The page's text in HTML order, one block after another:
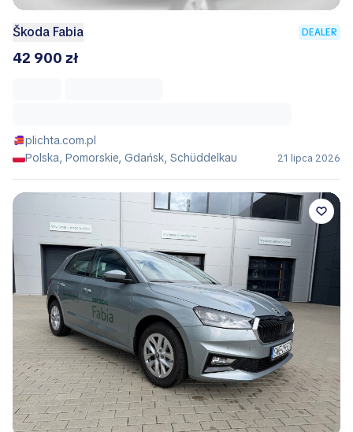
Škoda Fabia DEALER
42 900 zł
plichta.com.pl
Polska, Pomorskie, Gdańsk, Schüddelkau
21 lipca 2026